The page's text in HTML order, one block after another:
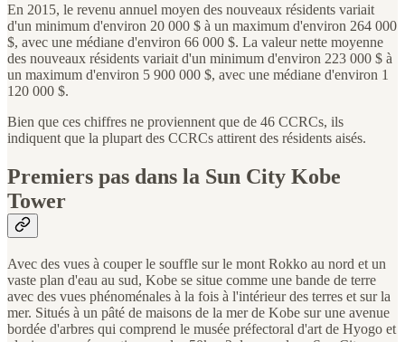
En 2015, le revenu annuel moyen des nouveaux résidents variait
d'un minimum d'environ 20 000 $ à un maximum d'environ 264 000
$, avec une médiane d'environ 66 000 $. La valeur nette moyenne
des nouveaux résidents variait d'un minimum d'environ 223 000 $ à
un maximum d'environ 5 900 000 $, avec une médiane d'environ 1
120 000 $.
Bien que ces chiffres ne proviennent que de 46 CCRCs, ils
indiquent que la plupart des CCRCs attirent des résidents aisés.
Premiers pas dans la Sun City Kobe
Tower
Avec des vues à couper le souffle sur le mont Rokko au nord et un
vaste plan d'eau au sud, Kobe se situe comme une bande de terre
avec des vues phénoménales à la fois à l'intérieur des terres et sur la
mer. Situés à un pâté de maisons de la mer de Kobe sur une avenue
bordée d'arbres qui comprend le musée préfectoral d'art de Hyogo et